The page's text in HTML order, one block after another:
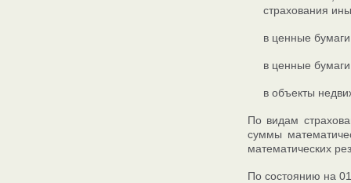
страхования
в ценные
в ценные
в объекты
По видам
суммы
математических
По состоянию на